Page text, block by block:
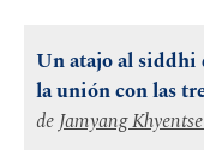
Un atajo al siddhi
la unión con las
de Jamyang